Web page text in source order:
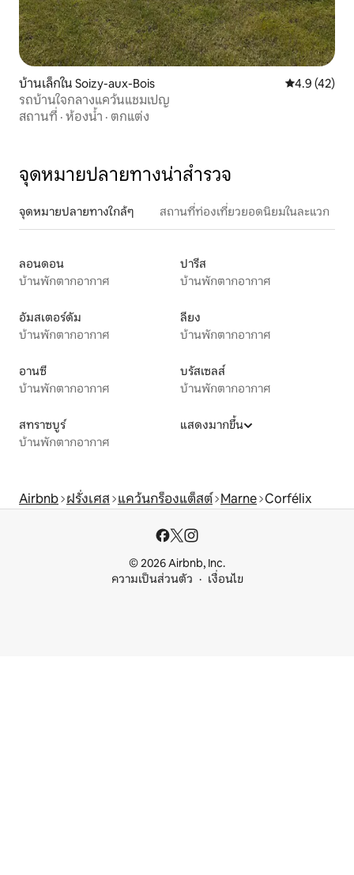
บ้านเล็กใน Soizy-aux-Bois คะแนนเฉลี่ย
4.9 (42)
รถบ้านใจกลางแคว้นแชมเปญ
สถานที่ · ห้องน้ำ · ตกแต่ง
จุดหมายปลายทางน่าสำรวจ
จุดหมายปลายทางใกล้ๆ สถานที่ท่องเที่ยวยอดนิยมในละแวก
ลอนดอน
บ้านพักตากอากาศ
ปารีส
บ้านพักตากอากาศ
อัมสเตอร์ดัม
บ้านพักตากอากาศ
ลียง
บ้านพักตากอากาศ
อานซี
บ้านพักตากอากาศ
บรัสเซลส์
บ้านพักตากอากาศ
สทราซบูร์
บ้านพักตากอากาศ
แสดงมากขึ้น
Airbnb ฝรั่งเศส แคว้นกร็องแต็สต์ Marne Corfélix
© 2026 Airbnb, Inc.
ความเป็นส่วนตัว
เงื่อนไข